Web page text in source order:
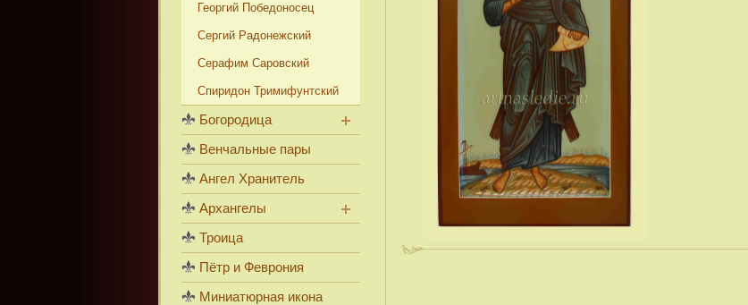
Георгий Победоносец
Сергий Радонежский
Серафим Саровский
Спиридон Тримифунтский
Богородица
Венчальные пары
Ангел Хранитель
Архангелы
Троица
Пётр и Феврония
Миниатюрная икона